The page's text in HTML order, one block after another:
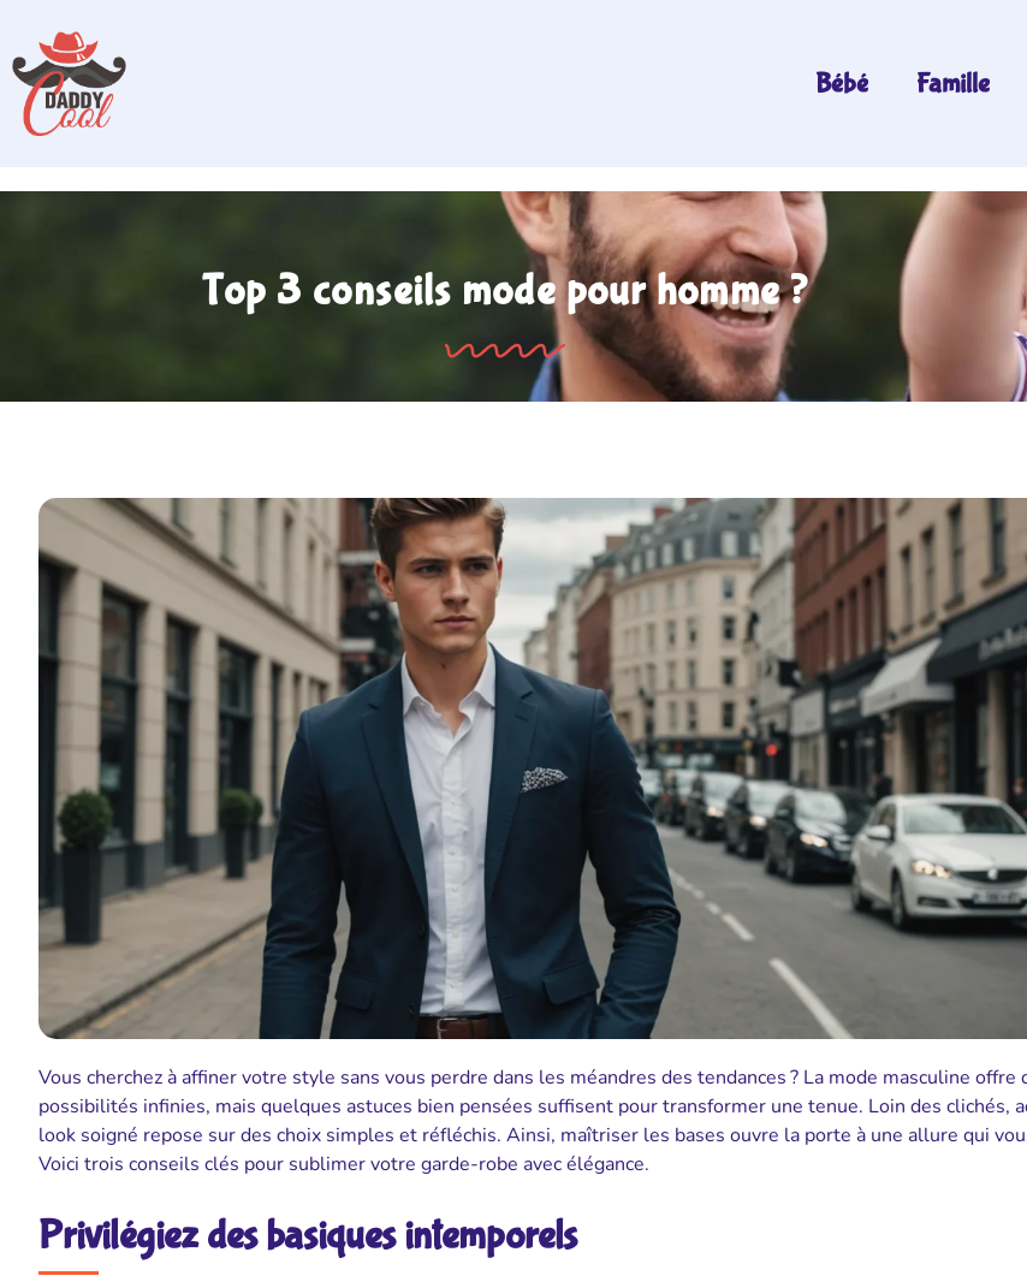
Bébé Famille
Top 3 conseils mode pour homme ?
Vous cherchez à affiner votre style sans vous perdre dans les méandres des tendances ? La mode masculine offre
possibilités infinies, mais quelques astuces bien pensées suffisent pour transformer une tenue. Loin des clichés,
look soigné repose sur des choix simples et réfléchis. Ainsi, maîtriser les bases ouvre la porte à une allure qui
Voici trois conseils clés pour sublimer votre garde-robe avec élégance.
Privilégiez des basiques intemporels